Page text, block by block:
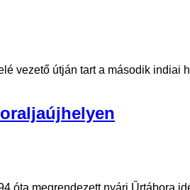
vezető útján tart a második